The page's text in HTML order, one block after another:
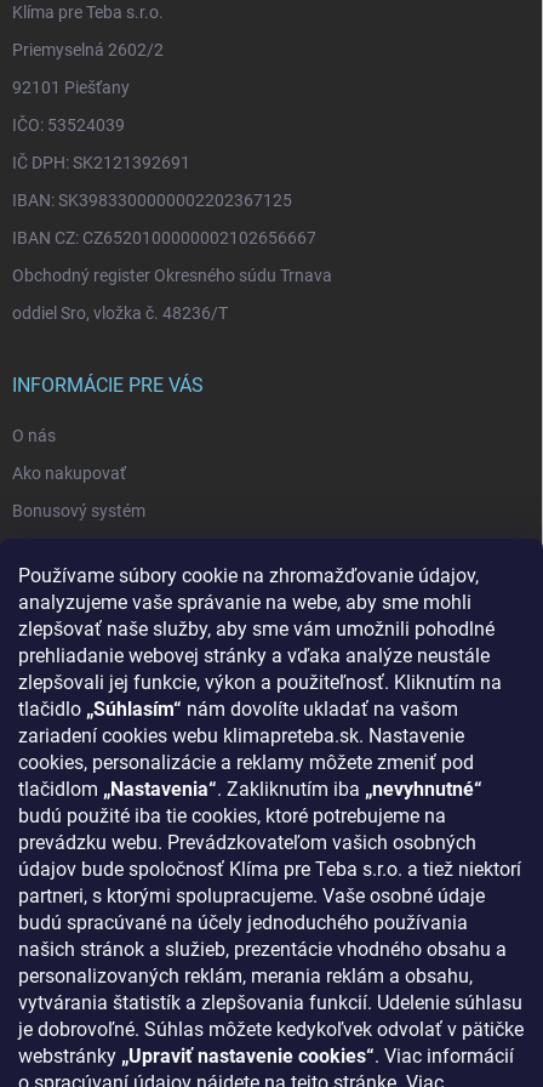
Používame súbory cookie na zhromažďovanie údajov,
analyzujeme vaše správanie na webe, aby sme mohli
zlepšovať naše služby, aby sme vám umožnili pohodlné
prehliadanie webovej stránky a vďaka analýze neustále
zlepšovali jej funkcie, výkon a použiteľnosť. Kliknutím na
tlačidlo „Súhlasím“ nám dovolíte ukladať na vašom
zariadení cookies webu klimapreteba.sk. Nastavenie
cookies, personalizácie a reklamy môžete zmeniť pod
tlačidlom „Nastavenia“. Zakliknutím iba „nevyhnutné“
budú použité iba tie cookies, ktoré potrebujeme na
prevádzku webu. Prevádzkovateľom vašich osobných
údajov bude spoločnosť Klíma pre Teba s.r.o. a tiež niektorí
partneri, s ktorými spolupracujeme. Vaše osobné údaje
budú spracúvané na účely jednoduchého používania
našich stránok a služieb, prezentácie vhodného obsahu a
personalizovaných reklám, merania reklám a obsahu,
vytvárania štatistík a zlepšovania funkcií. Udelenie súhlasu
je dobrovoľné. Súhlas môžete kedykoľvek odvolať v pätičke
webstránky „Upraviť nastavenie cookies“. Viac informácií
Klíma pre Teba s.r.o.
Priemyselná 2602/2
92101 Piešťany
IČO: 53524039
IČ DPH: SK2121392691
IBAN: SK3983300000002202367125
IBAN CZ: CZ6520100000002102656667
Obchodný register Okresného súdu Trnava
oddiel Sro, vložka č. 48236/T
INFORMÁCIE PRE VÁS
O nás
Ako nakupovať
Bonusový systém
Blog - najnovšie články
Obchodné podmienky
Podmienky ochrany osobných údajov
Odstúpenie od zmluvy
Kontakty
KONTAKT
klima@klimapreteba.sk
0907 044 080
https://www.facebook.com/klimapreteba.sk
klimapreteba
https://www.youtube.com/@klimapreteba